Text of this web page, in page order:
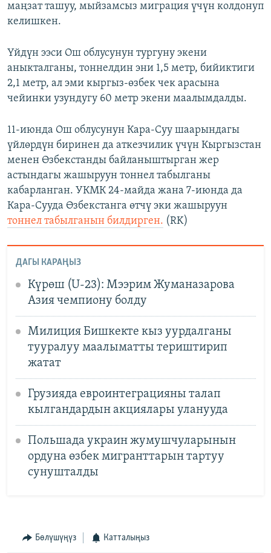
маңзат ташуу, мыйзамсыз миграция үчүн колдонуп
келишкен.
Үйдүн ээси Ош облусунун тургуну экени
аныкталганы, тоннелдин эни 1,5 метр, бийиктиги
2,1 метр, ал эми кыргыз-өзбек чек арасына
чейинки узундугу 60 метр экени маалымдалды.
11-июнда Ош облусунун Кара-Суу шаарындагы
үйлөрдүн биринен да аткезчилик үчүн Кыргызстан
менен Өзбекстанды байланыштырган жер
астындагы жашыруун тоннел табылганы
кабарланган. УКМК 24-майда жана 7-июнда да
Кара-Сууда Өзбекстанга өтчү эки жашыруун
тоннел табылганын билдирген. (RK)
ДАГЫ КАРАҢЫЗ
Күрөш (U-23): Мээрим Жуманазарова
Азия чемпиону болду
Милиция Бишкекте кыз уурдалганы
тууралуу маалыматты териштирип
жатат
Грузияда евроинтеграцияны талап
кылгандардын акциялары уланууда
Польшада украин жумушчуларынын
ордуна өзбек мигранттарын тартуу
сунушталды
Бөлүшүңүз Катталыңыз